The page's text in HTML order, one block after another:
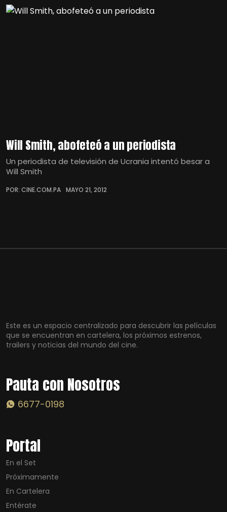
Will Smith, abofeteó a un periodista
Un periodista de televisión de Ucrania intentó besar a
Will Smith
POR: CINE.COM.PA MAYO 21, 2012
Este es un espacio centralizado para descubrir las películas
que se encuentran en cartelera, los próximos estrenos,
trailers y noticias del mundo del cine.
Pauta con Nosotros
6677-0198
Portal
En el Set
Próximamente
En Cartelera
Entérate